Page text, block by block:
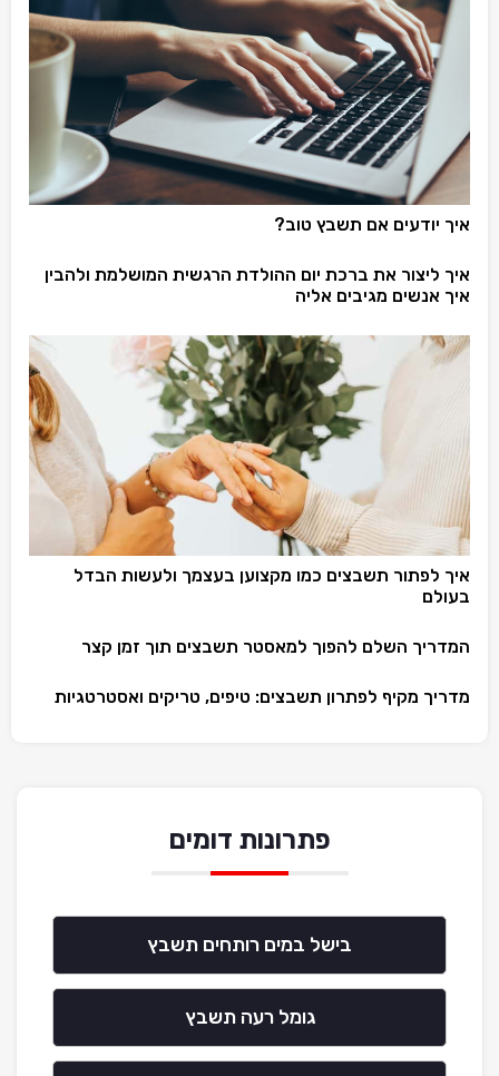
איך יודעים אם תשבץ טוב?
איך ליצור את ברכת יום ההולדת הרגשית המושלמת ולהבין
איך אנשים מגיבים אליה
איך לפתור תשבצים כמו מקצוען בעצמך ולעשות הבדל
בעולם
המדריך השלם להפוך למאסטר תשבצים תוך זמן קצר
מדריך מקיף לפתרון תשבצים: טיפים, טריקים ואסטרטגיות
פתרונות דומים
בישל במים רותחים תשבץ
גומל רעה תשבץ